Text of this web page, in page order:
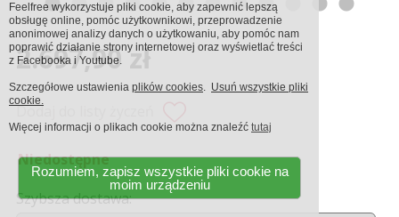
2.697,90 zł
Dodaj do listy życzeń
Niedostępne
Szybsza dostawa:
Feelfree wykorzystuje pliki cookie, aby zapewnić lepszą
obsługę online, pomóc użytkownikowi, przeprowadzenie
anonimowej analizy danych o użytkowaniu, aby pomóc nam
poprawić działanie strony internetowej oraz wyświetlać treści
z Facebooka i Youtube.
Szczegółowe ustawienia plików cookies. Usuń wszystkie pliki
cookie.
Więcej informacji o plikach cookie można znaleźć tutaj
Rozumiem, zapisz wszystkie pliki cookie na
moim urządzeniu